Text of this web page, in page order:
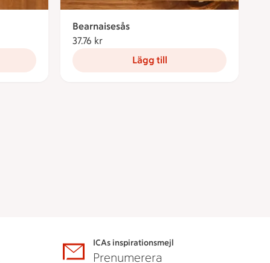
Bearnaisesås
37.76 kr
Lägg till
ICAs inspirationsmejl
Prenumerera